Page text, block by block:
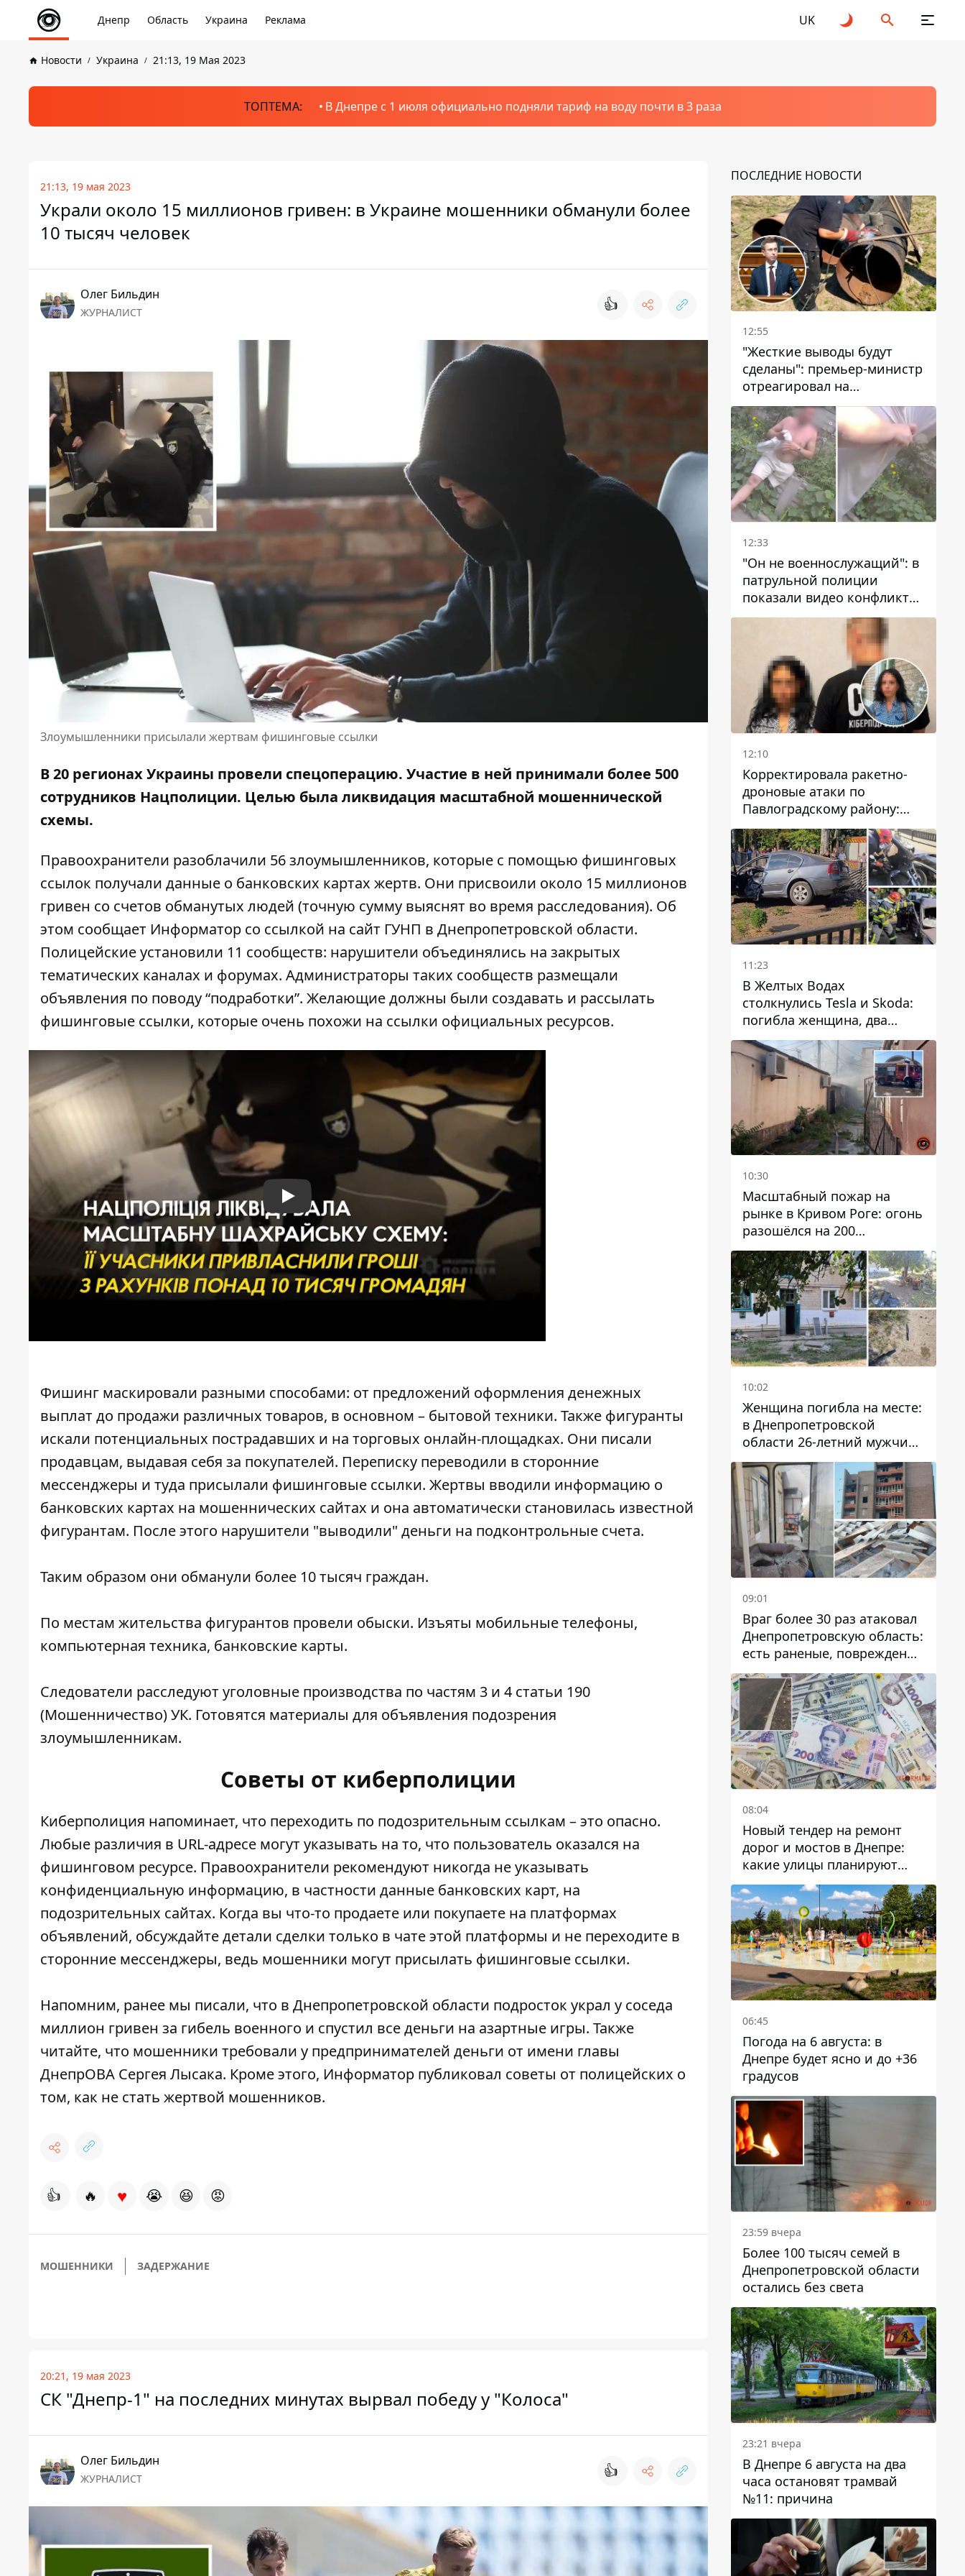
Днепр Область Украина Реклама UK
Новости Украина 21:13, 19 Мая 2023
ТОПТЕМА: В Днепре с 1 июля официально подняли тариф на воду почти в 3 раза
21:13, 19 мая 2023
Украли около 15 миллионов гривен: в Украине мошенники обманули более
10 тысяч человек
Олег Бильдин
ЖУРНАЛИСТ 👍
Злоумышленники присылали жертвам фишинговые ссылки
В 20 регионах Украины провели спецоперацию. Участие в ней принимали более 500
сотрудников Нацполиции. Целью была ликвидация масштабной мошеннической
схемы.
Правоохранители разоблачили 56 злоумышленников, которые с помощью фишинговых
ссылок получали данные о банковских картах жертв. Они присвоили около 15 миллионов
гривен со счетов обманутых людей (точную сумму выяснят во время расследования). Об
этом сообщает Информатор со ссылкой на сайт ГУНП в Днепропетровской области.
Полицейские установили 11 сообществ: нарушители объединялись на закрытых
тематических каналах и форумах. Администраторы таких сообществ размещали
объявления по поводу “подработки”. Желающие должны были создавать и рассылать
фишинговые ссылки, которые очень похожи на ссылки официальных ресурсов.
Play
Фишинг маскировали разными способами: от предложений оформления денежных
выплат до продажи различных товаров, в основном – бытовой техники. Также фигуранты
искали потенциальных пострадавших и на торговых онлайн-площадках. Они писали
продавцам, выдавая себя за покупателей. Переписку переводили в сторонние
мессенджеры и туда присылали фишинговые ссылки. Жертвы вводили информацию о
банковских картах на мошеннических сайтах и она автоматически становилась известной
фигурантам. После этого нарушители "выводили" деньги на подконтрольные счета.
Таким образом они обманули более 10 тысяч граждан.
По местам жительства фигурантов провели обыски. Изъяты мобильные телефоны,
компьютерная техника, банковские карты.
Следователи расследуют уголовные производства по частям 3 и 4 статьи 190
(Мошенничество) УК. Готовятся материалы для объявления подозрения
злоумышленникам.
Советы от киберполиции
Киберполиция напоминает, что переходить по подозрительным ссылкам – это опасно.
Любые различия в URL-адресе могут указывать на то, что пользователь оказался на
фишинговом ресурсе. Правоохранители рекомендуют никогда не указывать
конфиденциальную информацию, в частности данные банковских карт, на
подозрительных сайтах. Когда вы что-то продаете или покупаете на платформах
объявлений, обсуждайте детали сделки только в чате этой платформы и не переходите в
сторонние мессенджеры, ведь мошенники могут присылать фишинговые ссылки.
Напомним, ранее мы писали, что в Днепропетровской области подросток украл у соседа
миллион гривен за гибель военного и спустил все деньги на азартные игры. Также
читайте, что мошенники требовали у предпринимателей деньги от имени главы
ДнепрОВА Сергея Лысака. Кроме этого, Информатор публиковал советы от полицейских о
том, как не стать жертвой мошенников.
👍 🔥 ♥ 😭 😆 😡
МОШЕННИКИ ЗАДЕРЖАНИЕ
20:21, 19 мая 2023
СК "Днепр-1" на последних минутах вырвал победу у "Колоса"
Олег Бильдин
ЖУРНАЛИСТ 👍
ПОСЛЕДНИЕ НОВОСТИ
12:55
"Жесткие выводы будут
сделаны": премьер-министр
отреагировал на
несколькодневное
отсутствие воды в Марганце
12:33
"Он не военнослужащий": в
патрульной полиции
показали видео конфликта
с мужчиной без ноги на
проспекте Поля в Днепре
12:10
Корректировала ракетно-
дроновые атаки по
Павлоградскому району:
задержали вражескую
агентку
11:23
В Желтых Водах
столкнулись Tesla и Skoda:
погибла женщина, два
человека пострадали
10:30
Масштабный пожар на
рынке в Кривом Роге: огонь
разошёлся на 200
квадратных метров
10:02
Женщина погибла на месте:
в Днепропетровской
области 26-летний мужчина
избил трех человек
металлическим предметом
09:01
Враг более 30 раз атаковал
Днепропетровскую область:
есть раненые, повреждены
лицей, дома и предприятия
08:04
Новый тендер на ремонт
дорог и мостов в Днепре:
какие улицы планируют
обновить и сколько
десятков миллионов гривен
на это хотят потратить
06:45
Погода на 6 августа: в
Днепре будет ясно и до +36
градусов
23:59 вчера
Более 100 тысяч семей в
Днепропетровской области
остались без света
23:21 вчера
В Днепре 6 августа на два
часа остановят трамвай
№11: причина